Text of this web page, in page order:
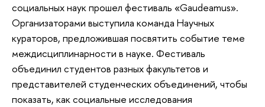
социальных наук прошел фестиваль «Gaudeamus».
Организаторами выступила команда Научных
кураторов, предложившая посвятить событие теме
междисциплинарности в науке. Фестиваль
объединил студентов разных факультетов и
представителей студенческих объединений, чтобы
показать, как социальные исследования